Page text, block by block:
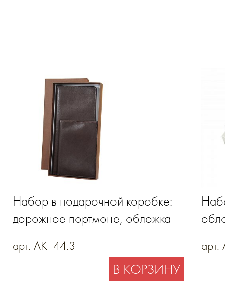
Набор в подарочной коробке:
дорожное портмоне, обложка
арт. AK_44.3
В КОРЗИНУ
арт.